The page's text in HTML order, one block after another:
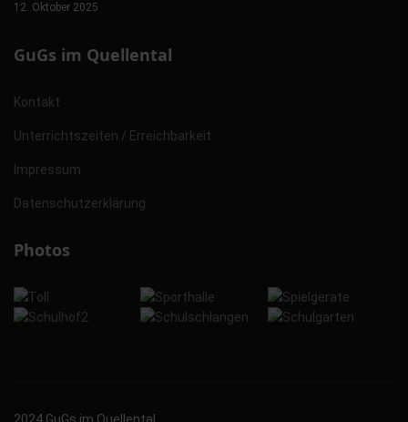
12. Oktober 2025
GuGs im Quellental
Kontakt
Unterrichtszeiten / Erreichbarkeit
Impressum
Datenschutzerklärung
Photos